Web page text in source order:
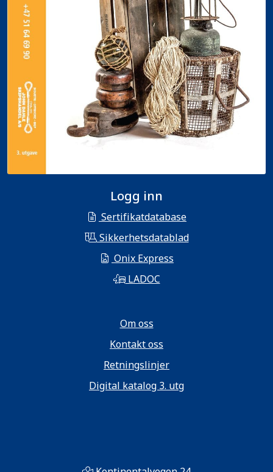
Logg inn
Sertifikatdatabase
Sikkerhetsdatablad
Onix Express
LADOC
Om oss
Kontakt oss
Retningslinjer
Digital katalog 3. utg